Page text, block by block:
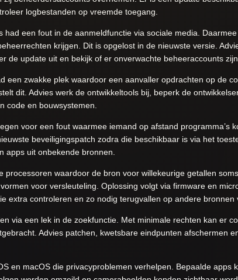
logbestanden op vreemde toegang.
had een fout in de aanmeldfunctie via sociale media.
krijgen. Dit is opgelost in de nieuwste versie.
de update uit en bekijk of er onverwachte beheeraccounts
een zwakke plek waardoor een aanvaller opdrachten op de
dit. Advies werk de ontwikkeltools bij, beperk de
code en bouwsystemen.
voor een fout waarmee iemand op afstand programma’s
beveiligingspatch zodra die beschikbaar is via het
apps uit onbekende bronnen.
processoren waardoor de bron voor willekeurige getallen
voor versleuteling. Oplossing volgt via firmware en
extra controleren en zo nodig terugvallen op andere bronnen
via een lek in de zoekfunctie. Met minimale rechten kan er
Advies patchen, kwetsbare eindpunten afschermen
en macOS die privacyproblemen verhelpen. Bepaalde apps